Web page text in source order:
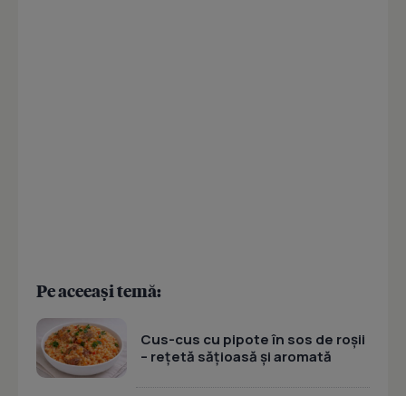
Pe aceeași temă:
Cus-cus cu pipote în sos de roșii
– rețetă sățioasă și aromată